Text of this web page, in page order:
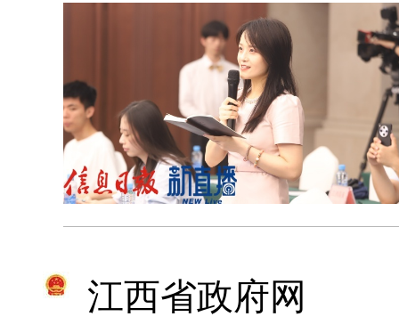
江西省政府网